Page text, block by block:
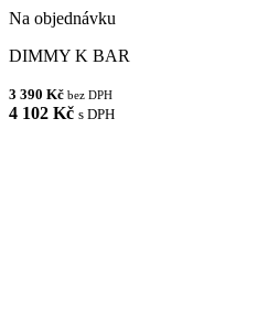
Na objednávku
DIMMY K BAR
3 390 Kč bez DPH
4 102 Kč s DPH